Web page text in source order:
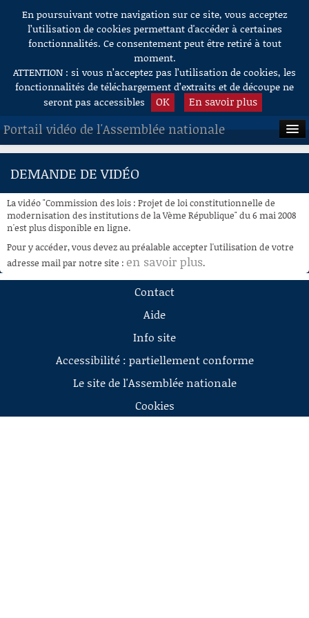
Aller au contenu
En poursuivant votre navigation sur ce site, vous acceptez
l’utilisation de cookies permettant d'accéder à certaines
fonctionnalités. Ce consentement peut être retiré à tout
moment.
ATTENTION : si vous n’acceptez pas l’utilisation de cookies, les
fonctionnalités de téléchargement d’extraits et de découpe ne
seront pas accessibles
OK En savoir plus
Portail vidéo de l'Assemblée nationale
ACCUEIL
À LA DEMANDE
RECHERCHE
AIDE À LA DÉCOUPE
DE VIDÉOS
DEMANDE DE VIDÉO
La vidéo "Commission des lois : Projet de loi constitutionnelle de
modernisation des institutions de la Vème République" du 6 mai 2008
n'est plus disponible en ligne.
Pour y accéder, vous devez au préalable accepter l'utilisation de votre
adresse mail par notre site : en savoir plus.
Contact
Aide
Info site
Accessibilité : partiellement conforme
Le site de l'Assemblée nationale
Cookies